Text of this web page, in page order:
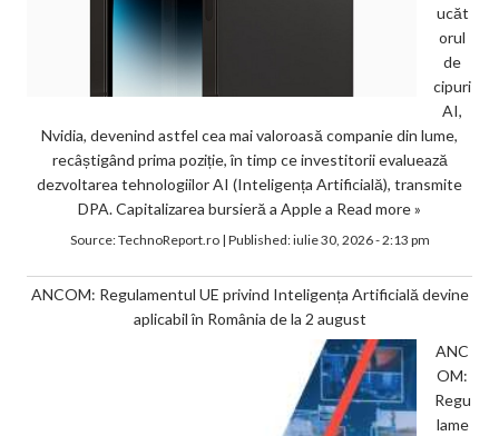
ucăt
orul
de
cipuri
AI,
Nvidia, devenind astfel cea mai valoroasă companie din lume,
recâștigând prima poziție, în timp ce investitorii evaluează
dezvoltarea tehnologiilor AI (Inteligența Artificială), transmite
DPA. Capitalizarea bursieră a Apple a Read more »
Source:TechnoReport.ro| Published:iulie 30, 2026 - 2:13 pm
ANCOM: Regulamentul UE privind Inteligența Artificială devine
aplicabil în România de la 2 august
ANC
OM:
Regu
lame